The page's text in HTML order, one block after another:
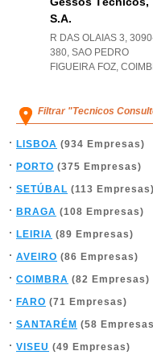
S.a.
R DAS OLAIAS 3,
380, SAO PEDRO
FIGUEIRA FOZ,
Filtrar "Tecnicos
LISBOA (934 Empresas)
PORTO (375 Empresas)
SETÚBAL (113 Empresas)
BRAGA (108 Empresas)
LEIRIA (89 Empresas)
AVEIRO (86 Empresas)
COIMBRA (82 Empresas)
FARO (71 Empresas)
SANTARÉM (58
VISEU (49 Empresas)